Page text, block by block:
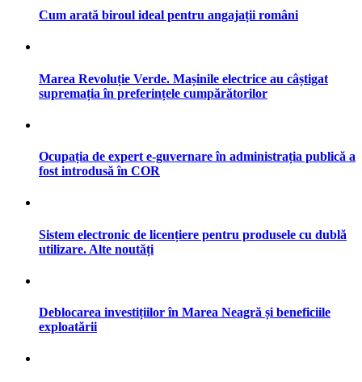
Cum arată biroul ideal pentru angajații români
Marea Revoluție Verde. Mașinile electrice au câștigat
supremația în preferințele cumpărătorilor
Ocupația de expert e-guvernare în administrația publică a
fost introdusă în COR
Sistem electronic de licențiere pentru produsele cu dublă
utilizare. Alte noutăți
Deblocarea investițiilor în Marea Neagră și beneficiile
exploatării